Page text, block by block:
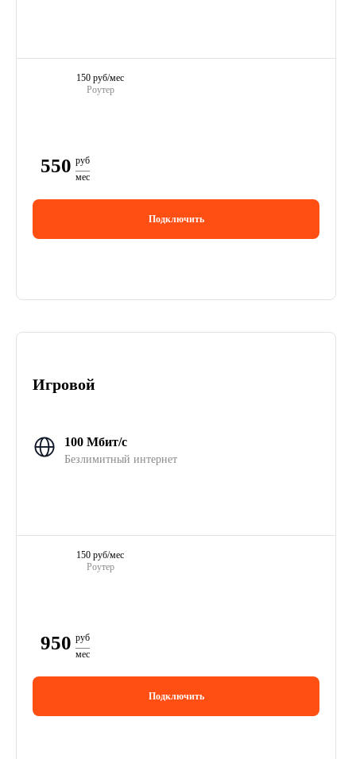
Роутер
150 руб/мес
550 руб
мес
Подключить
Игровой
100 Мбит/с
Безлимитный интернет
Роутер
150 руб/мес
950 руб
мес
Подключить